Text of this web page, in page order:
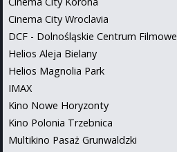
Cinema City Wroclavia
DCF - Dolnośląskie Centrum Filmowe
Helios Aleja Bielany
Helios Magnolia Park
IMAX
Kino Nowe Horyzonty
Kino Polonia Trzebnica
Multikino Pasaż Grunwaldzki